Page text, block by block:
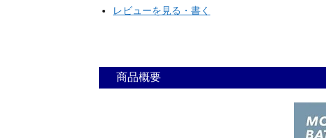
レビューを見る・書く
商品概要